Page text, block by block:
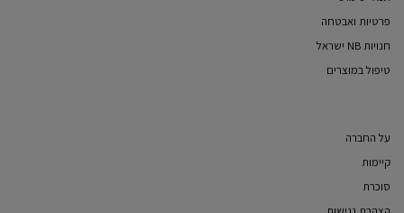
פרטיות ואבטחה
חנויות NB ישראל
טיפול במוצרים
על החברה
קיימות
סוכרת